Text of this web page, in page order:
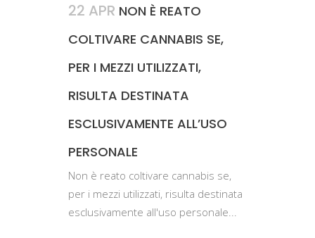
22 APR NON È REATO
COLTIVARE CANNABIS SE,
PER I MEZZI UTILIZZATI,
RISULTA DESTINATA
ESCLUSIVAMENTE ALL’USO
PERSONALE
Non è reato coltivare cannabis se,
per i mezzi utilizzati, risulta destinata
esclusivamente all'uso personale...